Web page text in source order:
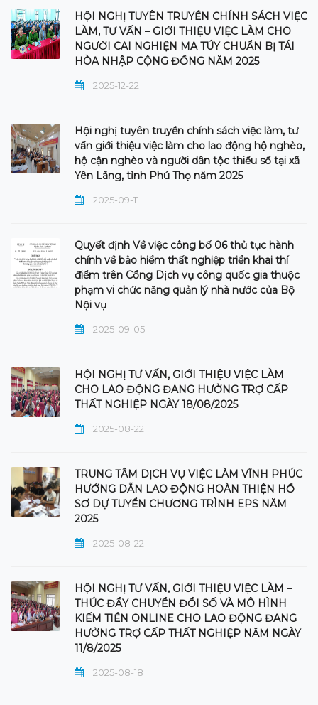
HỘI NGHỊ TUYÊN TRUYỀN CHÍNH SÁCH VIỆC
LÀM, TƯ VẤN – GIỚI THIỆU VIỆC LÀM CHO
NGƯỜI CAI NGHIỆN MA TÚY CHUẨN BỊ TÁI
HÒA NHẬP CỘNG ĐỒNG NĂM 2025
2025-12-22
Hội nghị tuyên truyền chính sách việc làm, tư
vấn giới thiệu việc làm cho lao động hộ nghèo,
hộ cận nghèo và người dân tộc thiểu số tại xã
Yên Lãng, tỉnh Phú Thọ năm 2025
2025-09-11
Quyết định Về việc công bố 06 thủ tục hành
chính về bảo hiểm thất nghiệp triển khai thí
điểm trên Cổng Dịch vụ công quốc gia thuộc
phạm vi chức năng quản lý nhà nước của Bộ
Nội vụ
2025-09-05
HỘI NGHỊ TƯ VẤN, GIỚI THIỆU VIỆC LÀM
CHO LAO ĐỘNG ĐANG HƯỞNG TRỢ CẤP
THẤT NGHIỆP NGÀY 18/08/2025
2025-08-22
TRUNG TÂM DỊCH VỤ VIỆC LÀM VĨNH PHÚC
HƯỚNG DẪN LAO ĐỘNG HOÀN THIỆN HỒ
SƠ DỰ TUYỂN CHƯƠNG TRÌNH EPS NĂM
2025
2025-08-22
HỘI NGHỊ TƯ VẤN, GIỚI THIỆU VIỆC LÀM –
THÚC ĐẨY CHUYỂN ĐỔI SỐ VÀ MÔ HÌNH
KIẾM TIỀN ONLINE CHO LAO ĐỘNG ĐANG
HƯỞNG TRỢ CẤP THẤT NGHIỆP NĂM NGÀY
11/8/2025
2025-08-18